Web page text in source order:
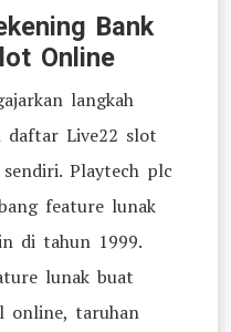
Bank
Online
langkah
daftar Live22 slot
Playtech plc
feature lunak
di tahun 1999.
lunak buat
online, taruhan